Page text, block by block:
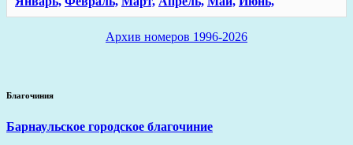
Архив номеров 1996-2026
Благочиния
Барнаульское городское благочиние